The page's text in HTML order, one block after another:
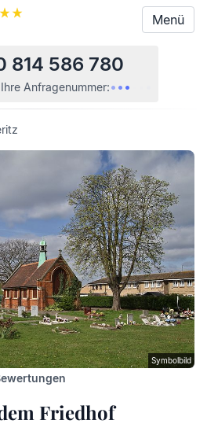
Menü
814 586 780
Ihre Anfragenummer:• • •
Menü
Friedhof
Symbolbild